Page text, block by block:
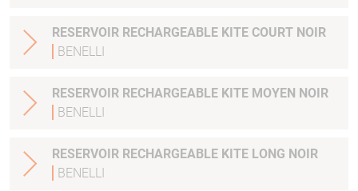
RESERVOIR RECHARGEABLE KITE COURT NOIR
BENELLI
RESERVOIR RECHARGEABLE KITE MOYEN NOIR
BENELLI
RESERVOIR RECHARGEABLE KITE LONG NOIR
BENELLI